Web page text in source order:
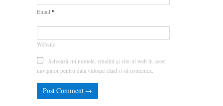
Email *
Website
Salvează-mi numele, emailul și site-ul web în acest
navigator pentru data viitoare când o să comentez.